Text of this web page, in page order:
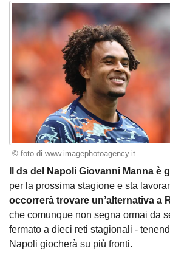
© foto di www.imagephotoagency.it
Il ds del Napoli Giovanni Manna è
per la prossima stagione e sta
occorrerà trovare un’alternativa a
che comunque non segna ormai da
fermato a dieci reti stagionali -
Napoli giocherà su più fronti.